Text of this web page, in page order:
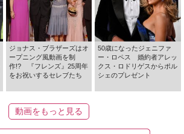
ジョナス・ブラザーズはオ
ープニング風動画を制
作!? 『フレンズ』25周年
をお祝いするセレブたち
50歳になったジェニファ
ー・ロペス 婚約者アレッ
クス・ロドリゲスからポル
シェのプレゼント
動画をもっと見る